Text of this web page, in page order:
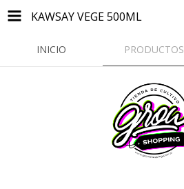
KAWSAY VEGE 500ML
INICIO PRODUCTOS